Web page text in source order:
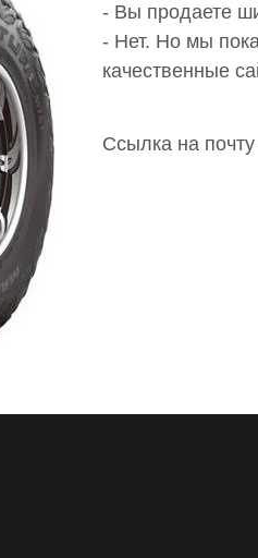
- Вы продаете
- Нет. Но мы
качественные
Ссылка на